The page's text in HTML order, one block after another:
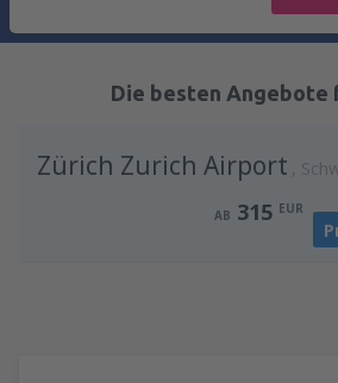
Die besten Angebote
Zürich Zurich Airport
AB 315 EUR